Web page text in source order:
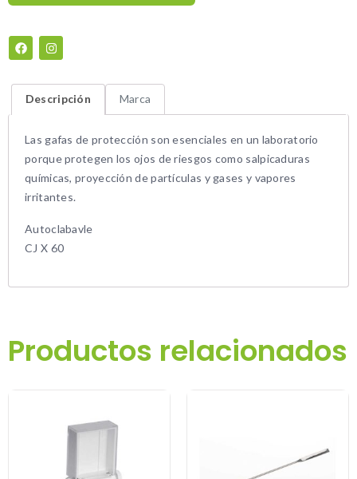
Descripción Marca
Las gafas de protección son esenciales en un laboratorio
porque protegen los ojos de riesgos como salpicaduras
químicas, proyección de partículas y gases y vapores
irritantes.
Autoclabavle
CJ X 60
Productos relacionados